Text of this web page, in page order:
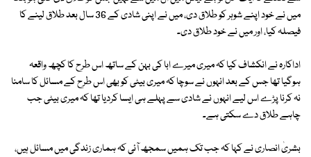
میں نے خود اپنے شوہر کو طلاق دی، میں نے اپنی شادی کے 36 سال بعد طلاق لینے کا
فیصلہ کیا، اور میں نے خود طلاق دی۔
اداکارہ نے انکشاف کیا کہ میری میرے ابا کی بہن کے ساتھ اس طرح کا کچھ واقعہ
ہوگیا تھا جس کے بعد انہوں نے سوچا کہ میری بیٹی کو بھی اس طرح کے مسائل کا سامنا
نہ کرنا پڑے اس لیے انہوں نے شادی سے پہلے ہی ایسا کردیا تھا کہ میری بیٹی جب
چاہے طلاق دے سکتی ہے۔
بشریٰ انصاری نے کہا کہ جب تک ہمیں سمجھ آئی کہ ہماری زندگی میں مسائل ہیں،